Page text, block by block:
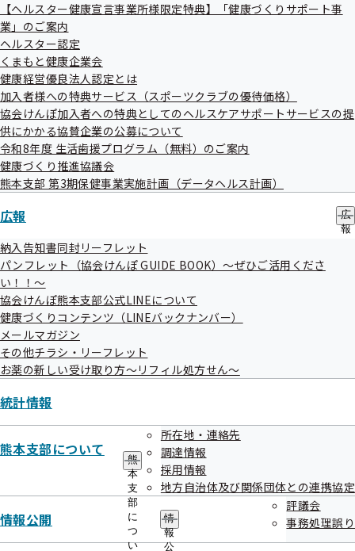
サ
り
ー
【ヘルスター健康宣言事業所様限定特典】「健康づくりサポート事
業」のご案内
ヘルスター認定
くまもと健康企業会
健康経営優良法人認定とは
加入者様への特典サービス（スポーツクラブの優待価格）
協会けんぽ加入者への特典としてのヘルスケアサポートサービスの提
供にかかる協賛企業の公募について
令和8年度 生活歯援プログラム（無料）のご案内
健康づくり推進協議会
熊本支部 第3期保健事業実施計画（データヘルス計画）
広報
広
報
納入告知書同封リーフレット
パンフレット（協会けんぽ GUIDE BOOK）～ぜひご活用くださ
い！！～
協会けんぽ熊本支部公式LINEについて
健康づくりコンテンツ（LINEバックナンバー）
メールマガジン
その他チラシ・リーフレット
お薬の新しい受け取り方～リフィル処方せん～
統計情報
熊本支部について
熊
本
支
部
に
つ
い
所在地・連絡先
調達情報
採用情報
地方自治体及び関係団体との連携協定
情報公開
情
報
公
評議会
事務処理誤り
健康経営優良法人認定とは
加入者様への特典サービス（スポーツ
協会けんぽ加入者への特典としてのヘ
ルスケアサポートサービスの提供にか
かる協賛企業の公募について
令和8年度 生活歯援プログラム（無
健康づくり推進協議会